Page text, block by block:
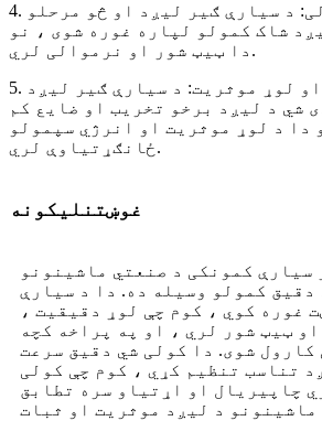
4. ټیټ شور او نرموالی: د سیارې ګیر لیږد او څو مرحلو
شاک کمولو لپاره غوره شوی ، نو
دا ټیټ شور او نرموالی لري.
5. د انرژۍ سپمول او لوړ موثریت: د سیارې ګیر لیږد
شي د لیږد برخو تخریب او ضایع کم
دا د لوړ موثریت او انرژي سپمولو
ځانګړتیاوې لري.
غوښتنلیکونه
سیارې کمونکی د صنعتي ماشینونو
دقیق کمولو وسیله ده. دا د سیارې
غوره کوي ، کوم چې لوړ دقیقیت ،
ټیټ شور لري ، او په پراخه کچه
کارول شوی. دا کولی شي دقیق سرعت
تناسب تنظیم کړي ، کوم چې کولی
چاپیریال او اړتیاو سره تطابق
ماشینونو د لیږد موثریت او ثبات